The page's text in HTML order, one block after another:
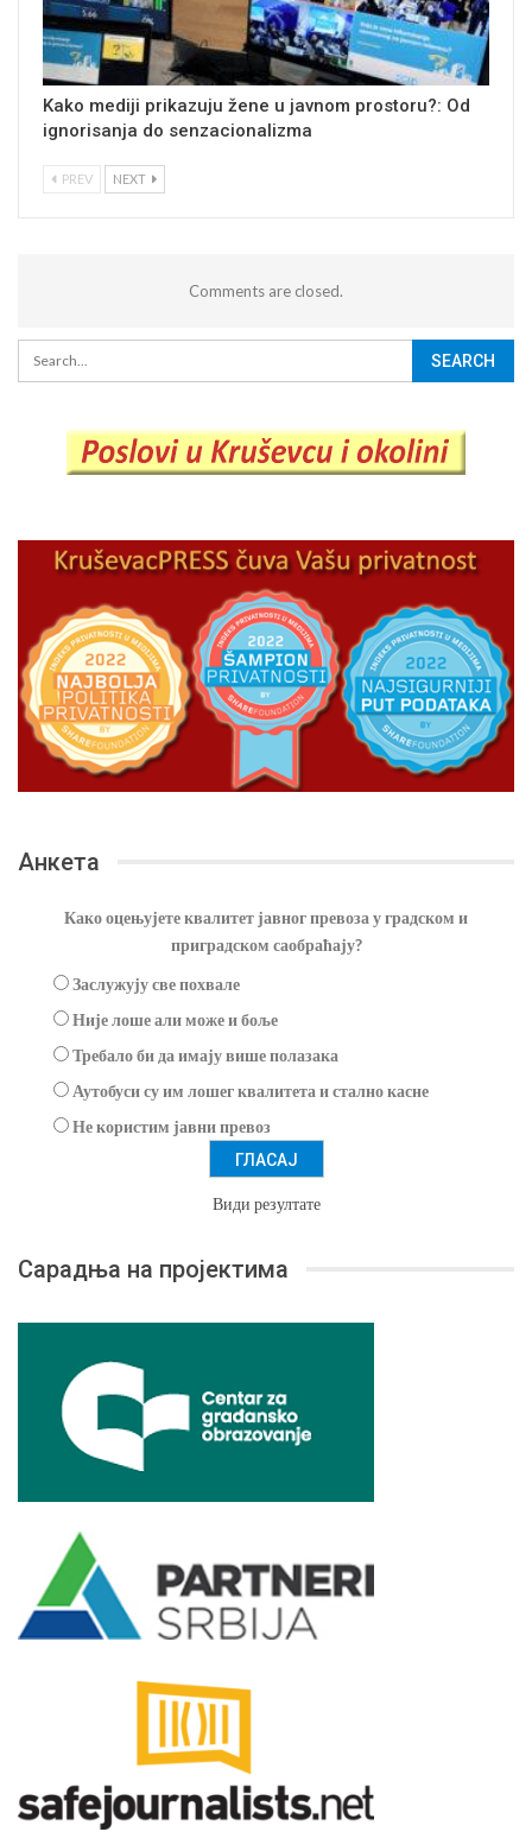
Kako mediji prikazuju žene u javnom prostoru?: Od
ignorisanja do senzacionalizma
PREV NEXT
Comments are closed.
Анкета
Како оцењујете квалитет јавног превоза у градском и
приградском саобраћају?
Заслужују све похвале
Није лоше али може и боље
Требало би да имају више полазака
Аутобуси су им лошег квалитета и стално касне
Не користим јавни превоз
Види резултате
Сарадња на пројектима